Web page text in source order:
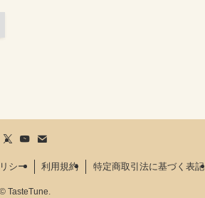
シー 利用規約 特定商取引法に基づく表記
© TasteTune.